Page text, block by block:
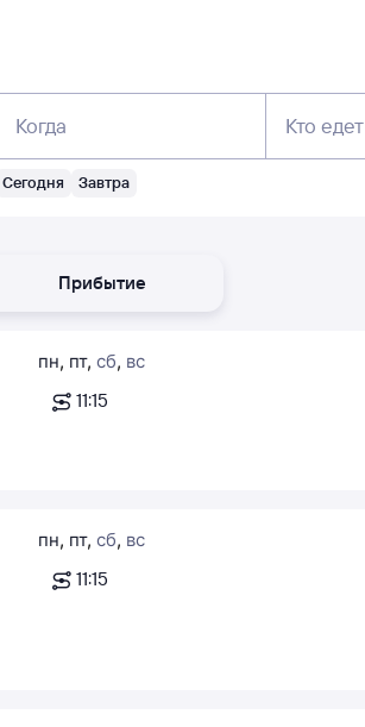
Когда
Сегодня Завтра
Кто едет
Прибытие
пн, пт, сб, вс
11:15
пн, пт, сб, вс
11:15